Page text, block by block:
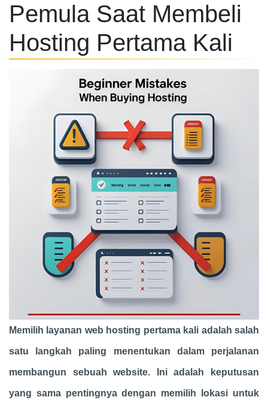
Pemula Saat Membeli
Hosting Pertama Kali
Memilih layanan web hosting pertama kali adalah salah
satu langkah paling menentukan dalam perjalanan
membangun sebuah website. Ini adalah keputusan
yang sama pentingnya dengan memilih lokasi untuk